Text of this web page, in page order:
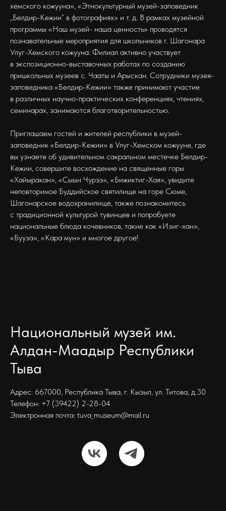
хемского кожууна», «Этнокультурный музей-заповедник
„Белдир-Кежии“ в фотографиях» и т. д. В рамках музейной
программы «Наш музей- наша ценность» проводятся
познавательные мероприятия для школьников г. Шагонара
Улуг-Хемского кожууна. Филиал активно участвует
в экспозиционно-выставочных работах по созданию
пришкольных музеев с. Чааты и Арыскан. Сотрудники музея-
заповедника «Белдир-Кежии» также принимают участие
в различных научно-практических конференциях, чтениях,
семинарах, занимаются благотворительностью.
Приглашаем гостей и жителей республики в музей-
заповедник «Белдир-Кежии» в Улуг-Хемском кожууне, где
вы узнаете об удивительном сакральном местечке Белдир-
Кежии, совершите восхождение на священные горы
«Хайыракан», «Сыын Чурээ», «Бижиктиг-Хая», увидите
неповторимое Буддийское святилище на горе Сюме,
Шагонарское водохранилище, также познакомитесь
с традиционной культурой тувинцев и попробуете
национальные блюда кочевников, такие как «Изиг-хан»,
«Бууза», «Кара мун» и многое другое!
Национальный музей им.
Алдан-Маадыр Республики
Тыва
Адрес: 667000, Республика Тыва, г. Кызыл, ул. Титова, д.30
Телефон: +7 (39422) 2-28-04
Электронная почта: tuva_museum@mail.ru